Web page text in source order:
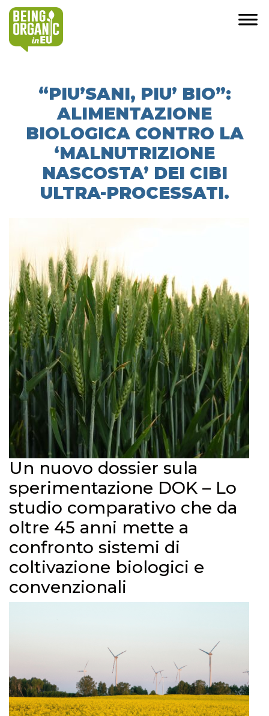
“PIU’SANI, PIU’ BIO”:
ALIMENTAZIONE
BIOLOGICA CONTRO LA
‘MALNUTRIZIONE
NASCOSTA’ DEI CIBI
ULTRA-PROCESSATI.
Un nuovo dossier sula
sperimentazione DOK – Lo
studio comparativo che da
oltre 45 anni mette a
confronto sistemi di
coltivazione biologici e
convenzionali